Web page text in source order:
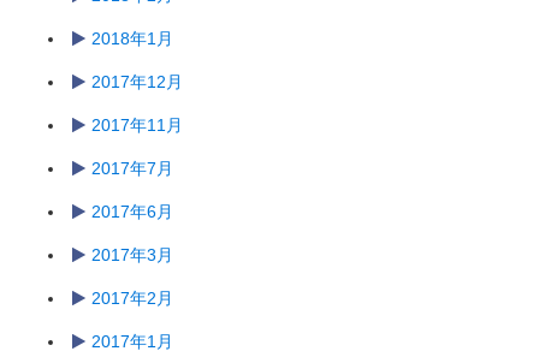
2018年1月
2017年12月
2017年11月
2017年7月
2017年6月
2017年3月
2017年2月
2017年1月